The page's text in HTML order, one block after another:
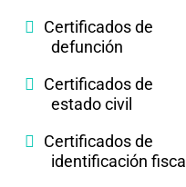
Certificados de
defunción
Certificados de
estado civil
Certificados de
identificación fiscal